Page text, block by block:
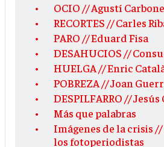
OCIO // Agustí
RECORTES // Carles
PARO // Eduard Fisa
DESAHUCIOS //
HUELGA // Enric
POBREZA // Joan
DESPILFARRO // Jesús
Más que palabras
Imágenes de la crisis
los fotoperiodistas